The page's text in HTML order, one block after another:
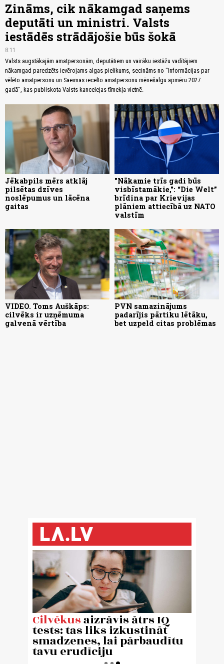
Zināms, cik nākamgad saņems
deputāti un ministri. Valsts
iestādēs strādājošie būs šokā
8:11
Valsts augstākajām amatpersonām, deputātiem un vairāku iestāžu vadītājiem
nākamgad paredzēts ievērojams algas pielikums, secināms no "Informācijas par
vēlēto amatpersonu un Saeimas iecelto amatpersonu mēnešalgu apmēru 2027.
gadā", kas publiskota Valsts kancelejas tīmekļa vietnē.
Jēkabpils mērs atklāj
pilsētas dzīves
noslēpumus un lācēna
gaitas
"Nākamie trīs gadi būs
visbīstamākie,": “Die Welt”
brīdina par Krievijas
plāniem attiecībā uz NATO
valstīm
VIDEO. Toms Auškāps:
cilvēks ir uzņēmuma
galvenā vērtība
PVN samazinājums
padarījis pārtiku lētāku,
bet uzpeld citas problēmas